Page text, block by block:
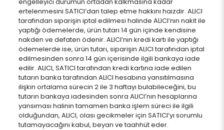
ertelenmesini SATICI’dan talep etme hakkını haizdir. ALICI
tarafından siparişin iptal edilmesi halinde ALICI’nın nakit ile
yaptığı ödemelerde, ürün tutarı 14 gün içinde kendisine
nakden ve defaten ödenir. ALICI’nın kredi kartı ile yaptığı
ödemelerde ise, ürün tutarı, siparişin ALICI tarafından iptal
edilmesinden sonra 14 gün içerisinde ilgili bankaya iade
edilir. ALICI, SATICI tarafından kredi kartına iade edilen
tutarın banka tarafından ALICI hesabına yansıtılmasına
ilişkin ortalama sürecin 2 ile 3 haftayı bulabileceğini, bu
tutarın bankaya iadesinden sonra ALICI’nın hesaplarına
yansıması halinin tamamen banka işlem süreci ile ilgili
olduğundan, ALICI, olası gecikmeler için SATICI’yı sorumlu
tutamayacağını kabul, beyan ve taahhüt eder.